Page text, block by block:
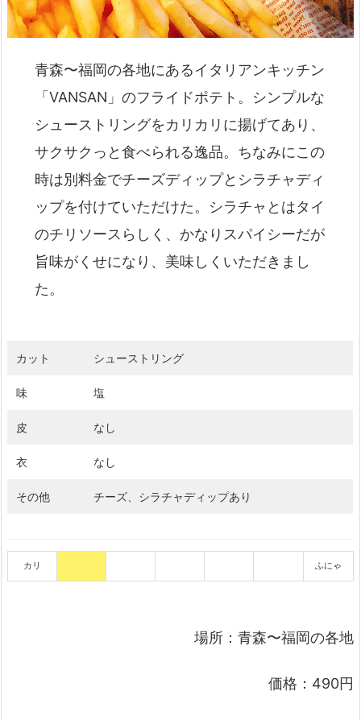
青森〜福岡の各地にあるイタリアンキッチン
「VANSAN」のフライドポテト。シンプルな
シューストリングをカリカリに揚げてあり、
サクサクっと食べられる逸品。ちなみにこの
時は別料金でチーズディップとシラチャディ
ップを付けていただけた。シラチャとはタイ
のチリソースらしく、かなりスパイシーだが
旨味がくせになり、美味しくいただきまし
た。
カット シューストリング
味 塩
皮 なし
衣 なし
その他 チーズ、シラチャディップあり
カリ ふにゃ
場所：青森〜福岡の各地
価格：490円